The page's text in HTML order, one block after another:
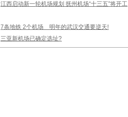
江西启动新一轮机场规划 抚州机场“十三五”将开工
7条地铁 2个机场 明年的武汉交通要逆天!
三亚新机场已确定选址?